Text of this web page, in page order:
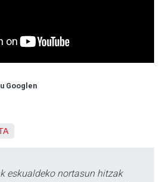
Googlen
eskualdeko nortasun hitzak